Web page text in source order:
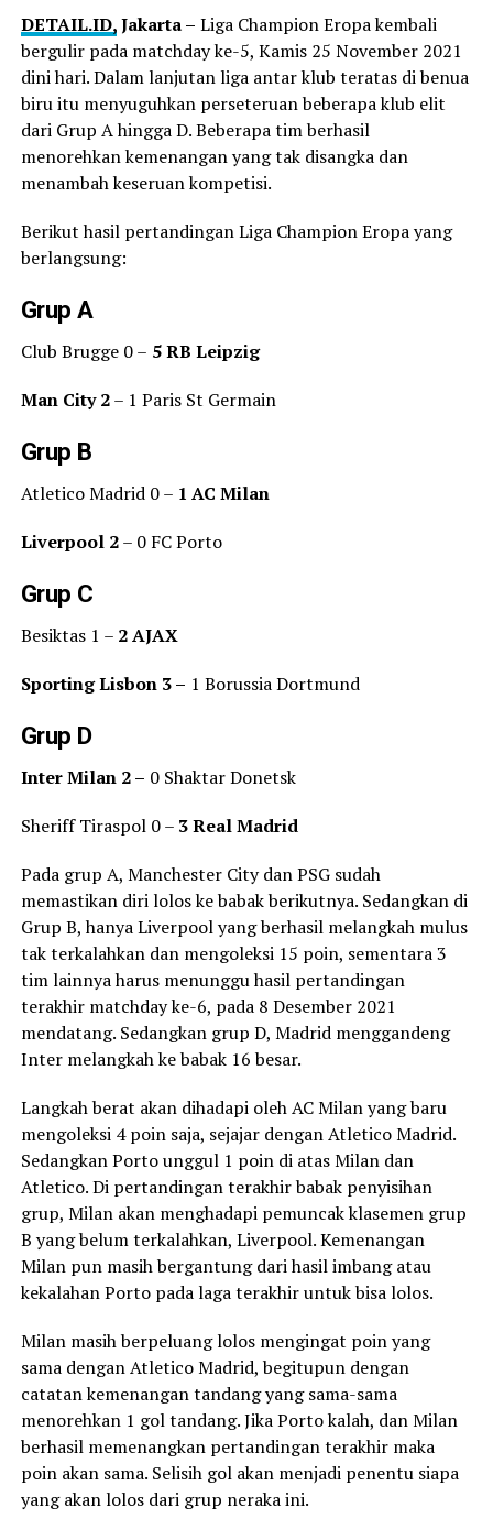
DETAIL.ID,Jakarta – Liga Champion Eropa kembali
bergulir pada matchday ke-5, Kamis 25 November 2021
dini hari. Dalam lanjutan liga antar klub teratas di benua
biru itu menyuguhkan perseteruan beberapa klub elit
dari Grup A hingga D. Beberapa tim berhasil
menorehkan kemenangan yang tak disangka dan
menambah keseruan kompetisi.
Berikut hasil pertandingan Liga Champion Eropa yang
berlangsung:
Grup A
Club Brugge 0 – 5 RB Leipzig
Man City 2– 1 Paris St Germain
Grup B
Atletico Madrid 0 – 1 AC Milan
Liverpool 2– 0 FC Porto
Grup C
Besiktas 1 – 2 AJAX
Sporting Lisbon 3 – 1 Borussia Dortmund
Grup D
Inter Milan 2 – 0 Shaktar Donetsk
Sheriff Tiraspol 0 – 3 Real Madrid
Pada grup A, Manchester City dan PSG sudah
memastikan diri lolos ke babak berikutnya. Sedangkan di
Grup B, hanya Liverpool yang berhasil melangkah mulus
tak terkalahkan dan mengoleksi 15 poin, sementara 3
tim lainnya harus menunggu hasil pertandingan
terakhir matchday ke-6, pada 8 Desember 2021
mendatang. Sedangkan grup D, Madrid menggandeng
Inter melangkah ke babak 16 besar.
Langkah berat akan dihadapi oleh AC Milan yang baru
mengoleksi 4 poin saja, sejajar dengan Atletico Madrid.
Sedangkan Porto unggul 1 poin di atas Milan dan
Atletico. Di pertandingan terakhir babak penyisihan
grup, Milan akan menghadapi pemuncak klasemen grup
B yang belum terkalahkan, Liverpool. Kemenangan
Milan pun masih bergantung dari hasil imbang atau
kekalahan Porto pada laga terakhir untuk bisa lolos.
Milan masih berpeluang lolos mengingat poin yang
sama dengan Atletico Madrid, begitupun dengan
catatan kemenangan tandang yang sama-sama
menorehkan 1 gol tandang. Jika Porto kalah, dan Milan
berhasil memenangkan pertandingan terakhir maka
poin akan sama. Selisih gol akan menjadi penentu siapa
yang akan lolos dari grup neraka ini.